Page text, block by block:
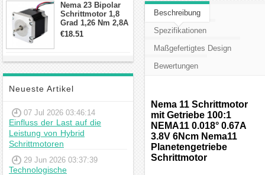
Nema 23 Bipolar
Schrittmotor 1,8
Grad 1,26 Nm 2,8A
2,5V 4 Drähte
€18.51
Neueste Artikel
07 Jul 2026 03:46:14
Einfluss der Last auf die
Leistung von Hybrid
Schrittmotoren
29 Jun 2026 03:37:39
Technologische
Beschreibung
Spezifikationen
Maßgefertigtes Design
Bewertungen
Nema 11 Schrittmotor
mit Getriebe 100:1
NEMA11 0.018° 0.67A
3.8V 6Ncm Nema11
Planetengetriebe
Schrittmotor